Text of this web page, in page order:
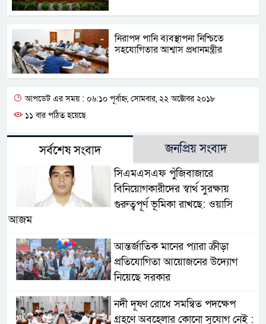
নিরাপদ পানি ব্যবস্থাপনা নিশ্চিতে
সহযোগিতার আশ্বাস প্রধানমন্ত্রীর
আপডেট এর সময় : ০৬:১০ পূর্বাহ্ন, সোমবার, ২২ অক্টোবর ২০১৮
১১ বার পঠিত হয়েছে
সর্বশেষ সংবাদ জনপ্রিয় সংবাদ
সিএমএসএফ পুঁজিবাজারে
বিনিয়োগকারীদের স্বার্থ সুরক্ষায়
গুরুত্বপূর্ণ ভূমিকা রাখছে: ওয়াসি
আজম
আন্তর্জাতিক মানের প্যারা ক্রীড়া
প্রতিযোগিতা আয়োজনের উদ্যোগ
নিয়েছে সরকার
নদী দূষণ রোধে সমন্বিত পদক্ষেপ
গ্রহণে অবহেলার কোনো সুযোগ নেই :